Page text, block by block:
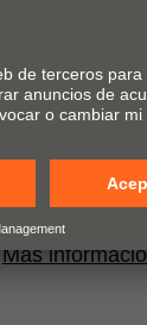
con una
carbón mate,
colores en el
perfiles
impresos,
propios
Más